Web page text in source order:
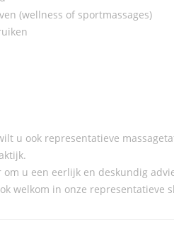
(wellness of sportmassages)
u ook representatieve
u een eerlijk en deskundig
welkom in onze representatieve